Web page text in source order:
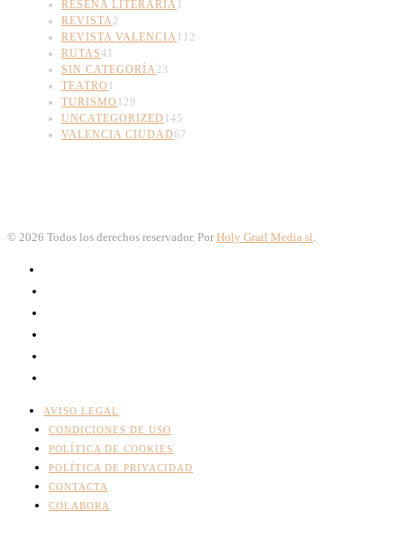
RESEÑA LITERARIA 1
REVISTA 2
REVISTA VALENCIA 112
RUTAS41
SIN CATEGORÍA 23
TEATRO 1
TURISMO 129
UNCATEGORIZED 145
VALENCIA CIUDAD67
© 2026 Todos los derechos reservador. Por Holy Grail Media sl
AVISO LEGAL
CONDICIONES DE USO
POLÍTICA DE COOKIES
POLÍTICA DE PRIVACIDAD
CONTACTA
COLABORA